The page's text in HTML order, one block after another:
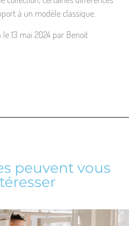
à un modèle classique.
13 mai 2024 par Benoit
peuvent vous